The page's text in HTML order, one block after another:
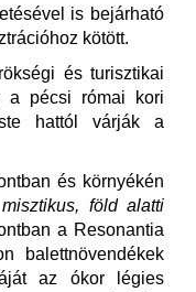
is bejárható
kötött.
és turisztikai
a pécsi római kori
hattól várják a
és környékén
föld alatti
a Resonantia
balettnövendékek
az ókor légies